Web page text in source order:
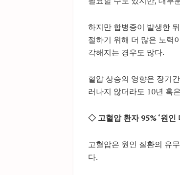
하지만 합병증이 발생한
절하기 위해 더 많은 노력
각해지는 경우도 많다.
혈압 상승의 영향은 장기
러나지 않더라도 10년 혹
◇ 고혈압 환자 95% ‘원인
고혈압은 원인 질환의 유
다.